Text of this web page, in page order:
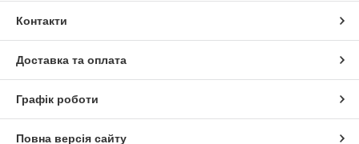
Контакти
Доставка та оплата
Графік роботи
Повна версія сайту